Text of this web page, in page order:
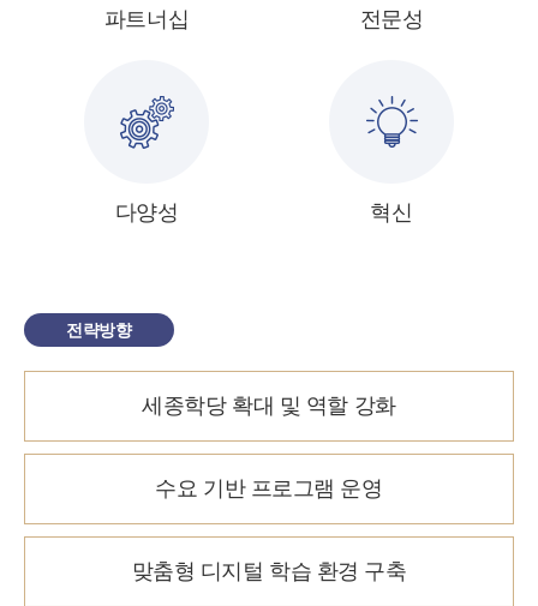
파트너십 전문성
다양성 혁신
전략방향
세종학당 확대 및 역할 강화
수요 기반 프로그램 운영
맞춤형 디지털 학습 환경 구축